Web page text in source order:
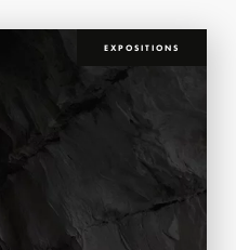
EXPOSITIONS